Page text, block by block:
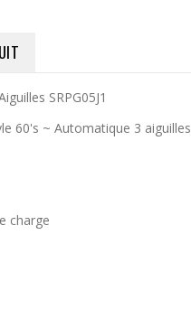
SRPG05J1
60's ~ Automatique 3 aiguilles
charge